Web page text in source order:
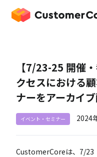
【7/23-25 開催
クセスにおける
ナーをアーカイブ
イベント・セミナー 2024
CustomerCoreは、7/23